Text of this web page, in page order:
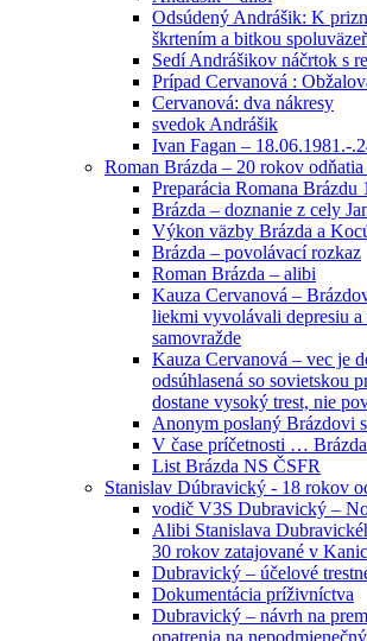
Odsúdený Andrášik: K
škrtením a bitkou
Sedí Andrášikov náčrtok s
Prípad Cervanová :
Cervanová: dva nákresy
svedok Andrášik
Ivan Fagan – 18.06.1981.-
Roman Brázda – 20 rokov
Preparácia Romana Brázdu
Brázda – doznanie z cely
Výkon väzby Brázda a
Brázda – povolávací rozkaz
Roman Brázda – alibi
Kauza Cervanová –
liekmi vyvolávali depresiu
samovražde
Kauza Cervanová – vec je
odsúhlasená so sovietskou
dostane vysoký trest, nie
Anonym poslaný Brázdovi
V čase príčetnosti …
List Brázda NS ČSFR
Stanislav Dúbravický - 18 rokov
vodič V3S Dubravický –
Alibi Stanislava
30 rokov zatajované v
Dubravický – účelové
Dokumentácia príživníctva
Dubravický – návrh na
opatrenia na